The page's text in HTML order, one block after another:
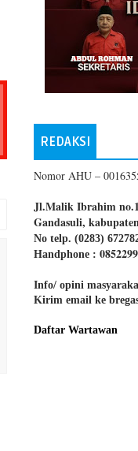
REDAKSI
Nomor AHU –
Jl.Malik Ibrahim
Gandasuli,
No telp. (0283)
Handphone :
Info/ opini
Kirim email ke
Daftar Wartawan